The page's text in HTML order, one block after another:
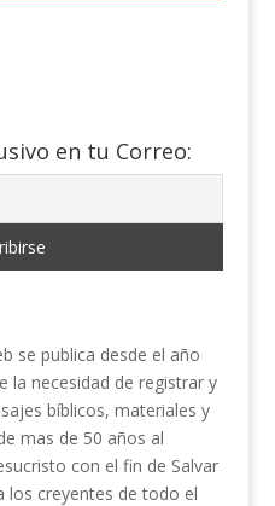
en tu Correo:
se publica desde el año
la necesidad de registrar y
bíblicos, materiales y
mas de 50 años al
con el fin de Salvar
los creyentes de todo el